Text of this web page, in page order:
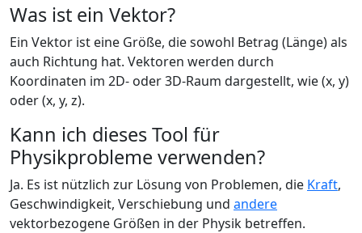
Was ist ein Vektor?
Ein Vektor ist eine Größe, die sowohl Betrag (Länge) als
auch Richtung hat. Vektoren werden durch
Koordinaten im 2D- oder 3D-Raum dargestellt, wie (x, y)
oder (x, y, z).
Kann ich dieses Tool für
Physikprobleme verwenden?
Ja. Es ist nützlich zur Lösung von Problemen, die Kraft,
Geschwindigkeit, Verschiebung und andere
vektorbezogene Größen in der Physik betreffen.